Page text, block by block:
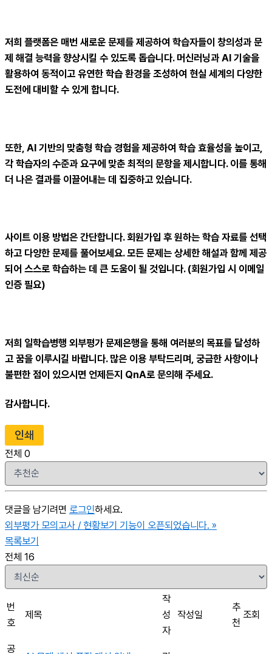
저희 플랫폼은 매번 새로운 문제를 제공하여 학습자들이 창의성과 문
제 해결 능력을 향상시킬 수 있도록 돕습니다. 머신러닝과 AI 기술을
활용하여 동적이고 유연한 학습 환경을 조성하여 현실 세계의 다양한
도전에 대비할 수 있게 합니다.
또한, AI 기반의 맞춤형 학습 경험을 제공하여 학습 효율성을 높이고,
각 학습자의 수준과 요구에 맞춘 최적의 문항을 제시합니다. 이를 통해
더 나은 결과를 이끌어내는 데 집중하고 있습니다.
사이트 이용 방법은 간단합니다. 회원가입 후 원하는 학습 자료를 선택
하고 다양한 문제를 풀어보세요. 모든 문제는 상세한 해설과 함께 제공
되어 스스로 학습하는 데 큰 도움이 될 것입니다. (회원가입 시 이메일
인증 필요)
저희 일학습병행 외부평가 문제은행을 통해 여러분의 목표를 달성하
고 꿈을 이루시길 바랍니다. 많은 이용 부탁드리며, 궁금한 사항이나
불편한 점이 있으시면 언제든지 QnA로 문의해 주세요.
감사합니다.
인쇄
전체 0
댓글을 남기려면 로그인하세요.
외부평가 모의고사 / 현황보기 기능이 오픈되었습니다. »
목록보기
전체 16
번
호
제목
작
성
자
작성일
추
천
조회
공